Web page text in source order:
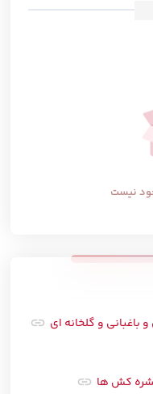
نیست
و گلخانه ای
كش ها